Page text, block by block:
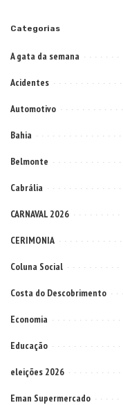
Categorias
A gata da semana
Acidentes
Automotivo
Bahia
Belmonte
Cabrália
CARNAVAL 2026
CERIMONIA
Coluna Social
Costa do Descobrimento
Economia
Educação
eleições 2026
Eman Supermercado